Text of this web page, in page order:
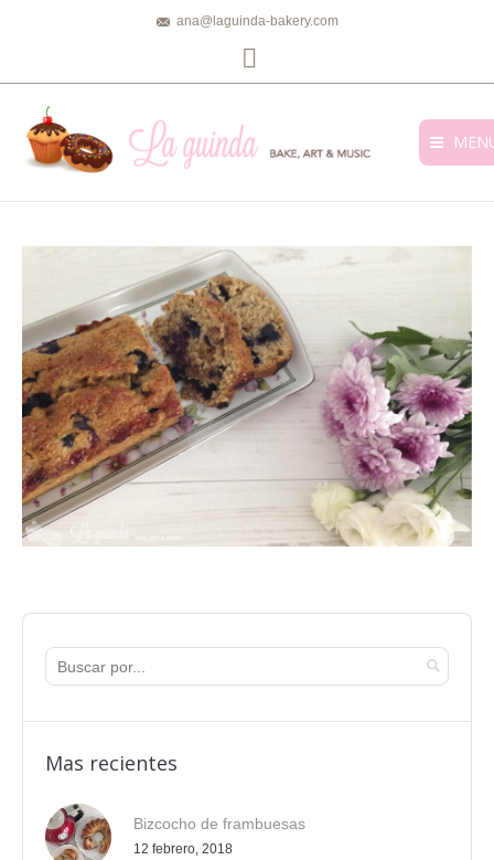
ana@laguinda-bakery.com
Mas recientes
Bizcocho de frambuesas
12 febrero, 2018